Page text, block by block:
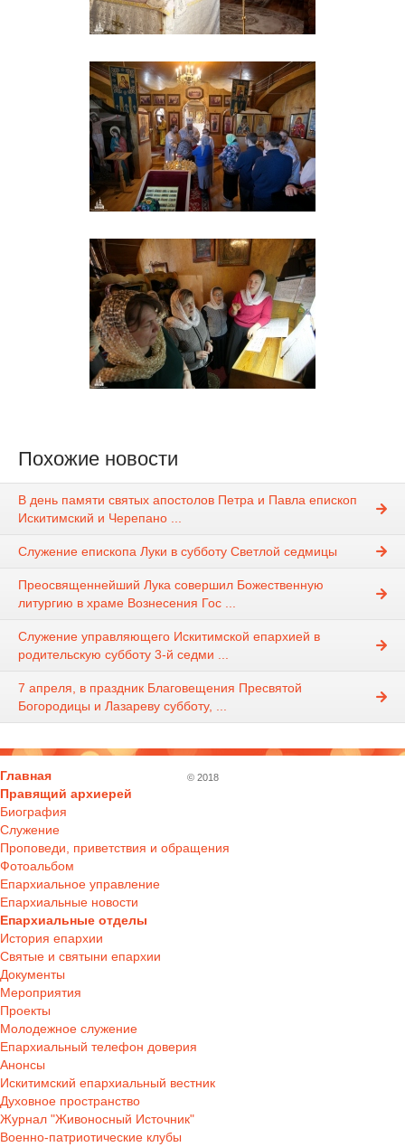
Похожие новости
В день памяти святых апостолов Петра и Павла епископ
Искитимский и Черепано ...
Служение епископа Луки в субботу Светлой седмицы
Преосвященнейший Лука совершил Божественную
литургию в храме Вознесения Гос ...
Служение управляющего Искитимской епархией в
родительскую субботу 3-й седми ...
7 апреля, в праздник Благовещения Пресвятой
Богородицы и Лазареву субботу, ...
Главная
Правящий архиерей
Биография
Служение
Проповеди, приветствия и обращения
Фотоальбом
Епархиальное управление
Епархиальные новости
Епархиальные отделы
История епархии
Святые и святыни епархии
Документы
Мероприятия
Проекты
Молодежное служение
Епархиальный телефон доверия
Анонсы
Искитимский епархиальный вестник
Духовное пространство
Журнал "Живоносный Источник"
Военно-патриотические клубы
© 2018